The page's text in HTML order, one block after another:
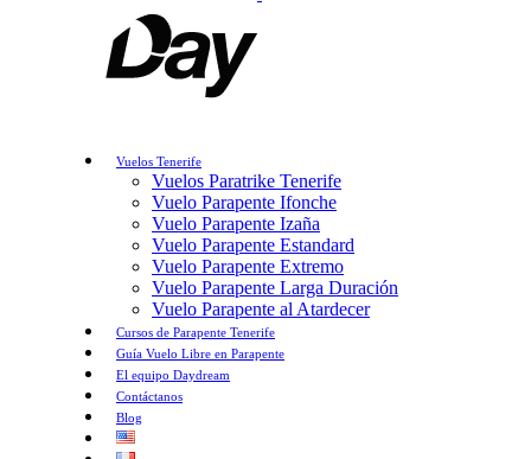
Vuelos Tenerife
Vuelos Paratrike Tenerife
Vuelo Parapente Ifonche
Vuelo Parapente Izaña
Vuelo Parapente Estandard
Vuelo Parapente Extremo
Vuelo Parapente Larga Duración
Vuelo Parapente al Atardecer
Cursos de Parapente Tenerife
Guía Vuelo Libre en Parapente
El equipo Daydream
Contáctanos
Blog